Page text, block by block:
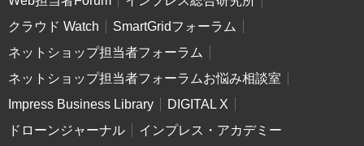
クラウド Watch
SmartGridフォーラム
ネットショップ担当者フォーラム
ネットショップ担当者フォーラムお悩み相談室
Impress Business Library
DIGITAL X
ドローンジャーナル
インプレス・アカデミー